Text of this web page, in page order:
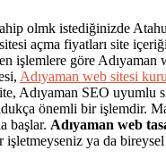
olmk istediğinizde
açma fiyatları site
işlemlere göre
Adıyaman web sitesi
Adıyaman SEO
önemli bir işlemdir.
başlar. Adıyaman web
ya da